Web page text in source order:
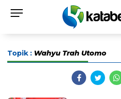
Topik : Wahyu Trah Utomo